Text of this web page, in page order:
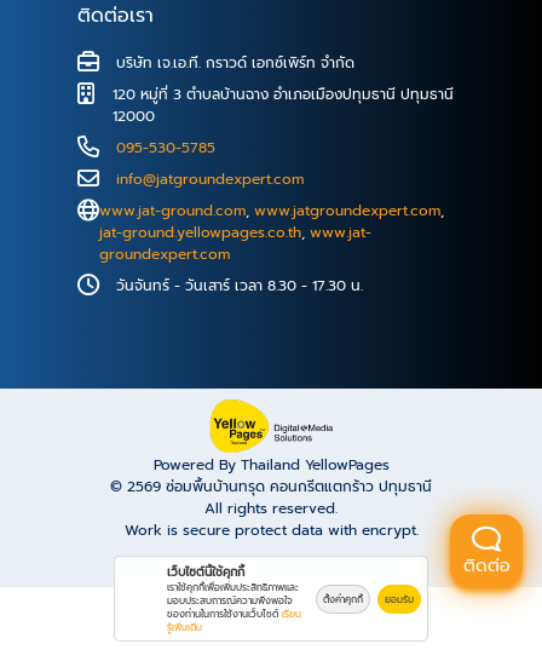
ตำแหน่งฐานรากของโครงสร้าง เพื่อติดตั้งบ่ารับน้ำหนัก
โดยทำการขุดหลุมขนาดประมาณ 0.8 x 0.8 เมตร ลึกลง
ไปยังใต้ฐานรากตอม่อ ติดตั้งบ่ารับน้ำหนัก (Bracket) เข้า
กับฐานของโครงสร้าง เสาเข็มมีความยาวท่อนละ 1 เมตร
เชื่อมต่อด้วยระบบสวมอัดแบบพิเศษ สามารถรับแรงดัดได้
สูง โดยไม่ต้องเชื่อม ที่เป็นสาเหตุทำให้อายุการใช้งานของ
โครงสร้างเหล็กลดลง ติดตั้งชุดไฮโดรลิกที่ใช้กดเสาเข็ม มี
ขนาดความกว้าง 0.5 เมตร ให้แรงดันสูงสุดที่ 5,000 Psi.
หรือ 20 ตัน ทำการกดท่อเหล็กผ่านบ่ารับน้ำหนักด้วยแรง
ดันมากกว่า 300 บาร์ หรือ 20 ตัน ลงไปยังชั้นดิน จน
น้ำหนัก ในบางกรณีจะทำการเสริมเหล็ก (Dowel) เพื่อยึด
บ่ารับน้ำหนัก เข้ากับโครงสร้าง หลังจากที่กระบวนการทุก
อย่างเสร็จสิ้น บริษัทจะทำการทิ้งระดับไว้ที่โครงสร้าง เพื่อ
ใช้อ้างอิงอาคาร หรือโครงสร้างจะไม่มีการขยับตัวในอนาคต
และทำการตรวจรับงาน สนใจสอบถามรายละเอียดเพิ่มเติม
บริษัท เจ.เอ.ที. กราวด์ เอกซ์เพิร์ท จำกัด โทร.09-5530-
ติดต่อเรา
บริษัท เจ.เอ.ที. กราวด์ เอกซ์เพิร์ท จำกัด
120 หมู่ที่ 3 ตำบลบ้านฉาง อำเภอเมืองปทุมธานี ปทุมธานี
12000
095-530-5785
info@jatgroundexpert.com
www.jat-ground.com, www.jatgroundexpert.com,
jat-ground.yellowpages.co.th, www.jat-
groundexpert.com
วันจันทร์ - วันเสาร์ เวลา 8.30 - 17.30 น.
Powered By Thailand YellowPages
© 2569 ซ่อมพื้นบ้านทรุด คอนกรีตแตกร้าว ปทุมธานี
All rights reserved.
Work is secure protect data with encrypt.
ติดต่อ
เว็บไซต์นี้ใช้คุกกี้
เราใช้คุกกี้เพื่อเพิ่มประสิทธิภาพและ
มอบประสบการณ์ความพึงพอใจ
ของท่านในการใช้งานเว็บไซต์ เรียน
รู้เพิ่มเติม
ตั้งค่าคุกกี้ ยอมรับ